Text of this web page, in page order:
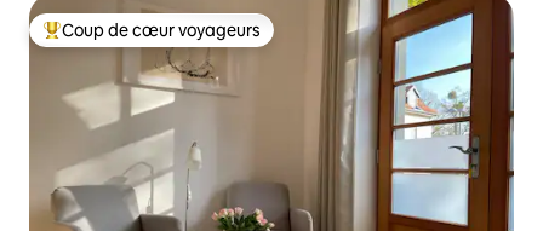
Coups de cœur voyageurs les plus appréciés
Coup de cœur voyageurs